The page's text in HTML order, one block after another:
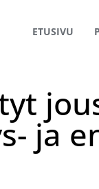
ETUSIVU
ja